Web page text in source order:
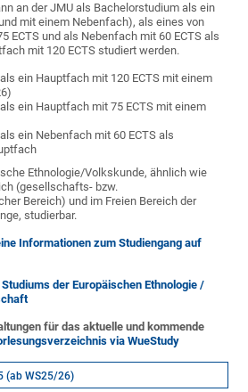
an der JMU als Bachelorstudium als ein
mit einem Nebenfach), als eines von
ECTS und als Nebenfach mit 60 ECTS als
mit 120 ECTS studiert werden.
ein Hauptfach mit 120 ECTS mit einem
ein Hauptfach mit 75 ECTS mit einem
ein Nebenfach mit 60 ECTS als
Ethnologie/Volkskunde, ähnlich wie
(gesellschafts- bzw.
Bereich) und im Freien Bereich der
studierbar.
Informationen zum Studiengang auf
der Europäischen Ethnologie /
für das aktuelle und kommende
via WueStudy
(ab WS25/26)